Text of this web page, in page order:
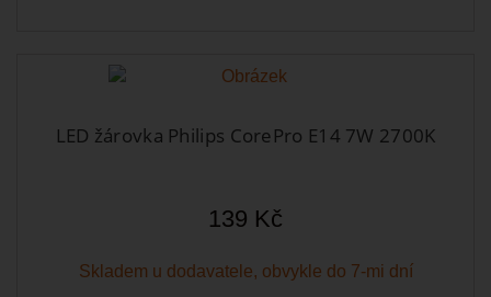
LED žárovka Philips CorePro E14 7W 2700K
139 Kč
Skladem u dodavatele, obvykle do 7-mi dní